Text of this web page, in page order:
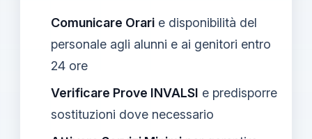
Comunicare Orari e disponibilità del
personale agli alunni e ai genitori entro
24 ore
Verificare Prove INVALSI e predisporre
sostituzioni dove necessario